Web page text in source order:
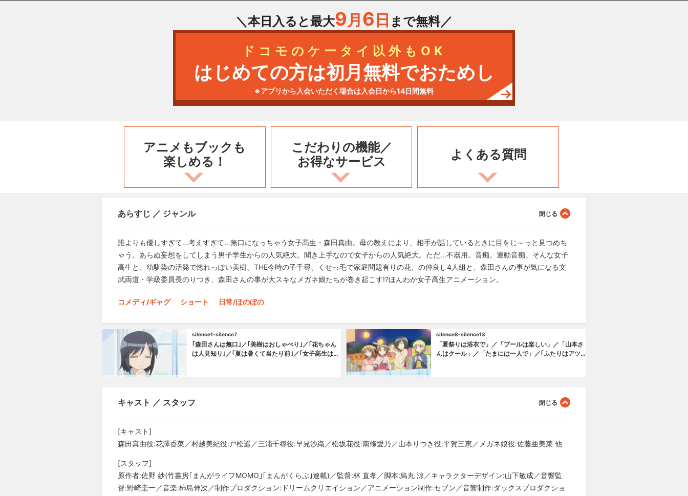
＼本日入ると最大9月 6 日 まで無料／
ドコモのケータイ以外もOK
はじめての方は初月無料でおためし
※アプリから入会いただく場合は入会日から14日間無料
アニメもブックも
楽しめる！
こだわりの機能／
お得なサービス
よくある質問
あらすじ ／ ジャンル
誰よりも優しすぎて…考えすぎて…無口になっちゃう女子高生・森田真由。母の教えにより、相手が話しているときに目をじ～っと見つめち
ゃう。あらぬ妄想をしてしまう男子学生からの人気絶大。聞き上手なので女子からの人気絶大。ただ…不器用。音痴。運動音痴。そんな女子
高生と、幼馴染の活発で惚れっぽい美樹、THE今時の子千尋、くせっ毛で家庭問題有りの花、の仲良し4人組と、森田さんの事が気になる文
武両道・学級委員長のりつき、森田さんの事が大スキなメガネ娘たちが巻き起こす!?ほんわか女子高生アニメーション。
コメディ/ギャグ ショート 日常/ほのぼの
silence1-silence7
｢森田さんは無口｣／｢美樹はおしゃべり｣／｢花ちゃん
は人見知り｣／｢夏は暑くて当たり前｣／｢女子高生は甘
silence8-silence13
「夏祭りは浴衣で」／「プールは楽しい」／「山本さ
んはクール」／「たまには一人で」／｢ふたりはアツ
キャスト ／ スタッフ
[キャスト]
森田真由役:花澤香菜／村越美紀役:戸松遥／三浦千尋役:早見沙織／松坂花役:南條愛乃／山本りつき役:平賀三恵／メガネ娘役:佐藤亜美菜 他
[スタッフ]
原作者:佐野 妙(竹書房｢まんがライフMOMO｣｢まんがくらぶ｣連載)／監督:林 直孝／脚本:烏丸 涼／キャラクターデザイン:山下敏成／音響監
督:野崎圭一／音楽:柿島伸次／制作プロダクション:ドリームクリエイション／アニメーション制作:セブン／音響制作:ダックスプロダクショ